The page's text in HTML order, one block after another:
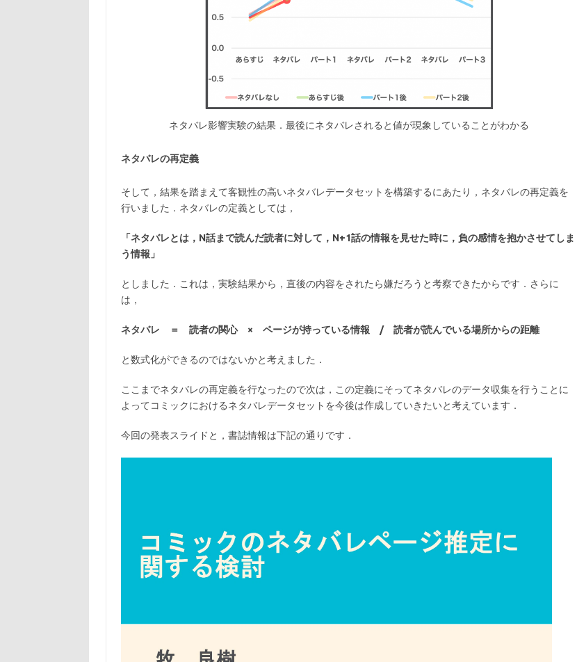
ネタバレ影響実験の結果．最後にネタバレされると値が現象していることがわかる
ネタバレの再定義
そして，結果を踏まえて客観性の高いネタバレデータセットを構築するにあたり，ネタバレの再定義を
行いました．ネタバレの定義としては，
「ネタバレとは，N話まで読んだ読者に対して，N+1話の情報を見せた時に，負の感情を抱かさせてしま
う情報」
としました．これは，実験結果から，直後の内容をされたら嫌だろうと考察できたからです．さらに
は，
ネタバレ ＝ 読者の関心 × ページが持っている情報 / 読者が読んでいる場所からの距離
と数式化ができるのではないかと考えました．
ここまでネタバレの再定義を行なったので次は，この定義にそってネタバレのデータ収集を行うことに
よってコミックにおけるネタバレデータセットを今後は作成していきたいと考えています．
今回の発表スライドと，書誌情報は下記の通りです．